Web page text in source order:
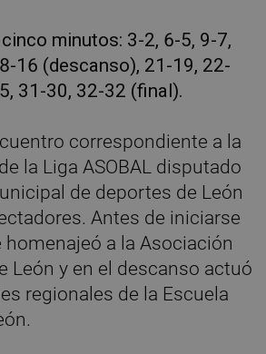
minutos: 3-2, 6-5, 9-7,
16 (descanso), 21-19, 22-
31-30, 32-32 (final).
correspondiente a la
la Liga ASOBAL disputado
de deportes de León
Antes de iniciarse
a la Asociación
León y en el descanso actuó
regionales de la Escuela